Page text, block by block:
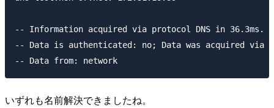
-- Information acquired via protocol DNS in 36.3ms.
-- Data is authenticated: no; Data was acquired via
いずれも名前解決できましたね。